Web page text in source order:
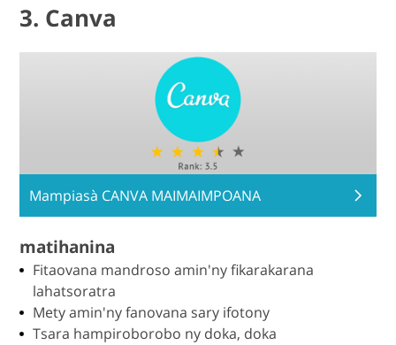
3. Canva
Mampiasà CANVA MAIMAIMPOANA
matihanina
Fitaovana mandroso amin'ny fikarakarana
lahatsoratra
Mety amin'ny fanovana sary ifotony
Tsara hampiroborobo ny doka, doka